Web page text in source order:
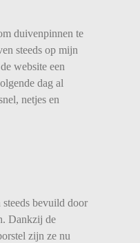
duivenpinnen te
steeds op mijn
website een
dag al
netjes en
bevuild door
Dankzij de
zijn ze nu